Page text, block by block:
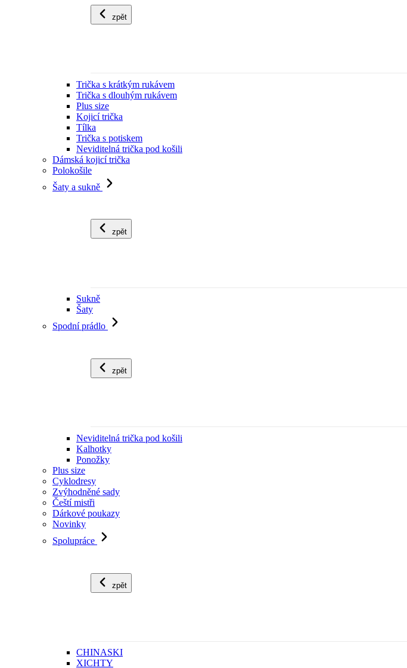
zpět
Trička s krátkým rukávem
Trička s dlouhým rukávem
Plus size
Kojicí trička
Tílka
Trička s potiskem
Neviditelná trička pod košili
Dámská kojicí trička
Polokošile
Šaty a sukně
zpět
Sukně
Šaty
Spodní prádlo
zpět
Neviditelná trička pod košili
Kalhotky
Ponožky
Plus size
Cyklodresy
Zvýhodněné sady
Čeští mistři
Dárkové poukazy
Novinky
Spolupráce
zpět
CHINASKI
XICHTY